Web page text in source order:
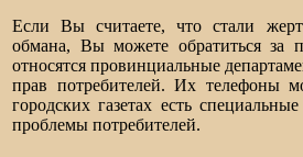
Если Вы считаете, что стали
обмана, Вы можете обратиться
относятся провинциальные
прав потребителей. Их телефоны
городских газетах есть
проблемы потребителей.